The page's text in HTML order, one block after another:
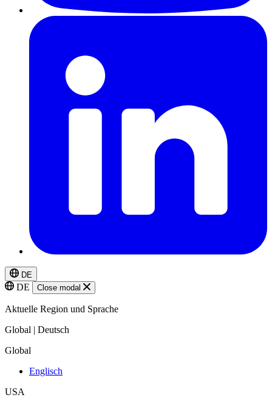
DE
DE Close modal
Aktuelle Region und Sprache
Global | Deutsch
Global
Englisch
USA